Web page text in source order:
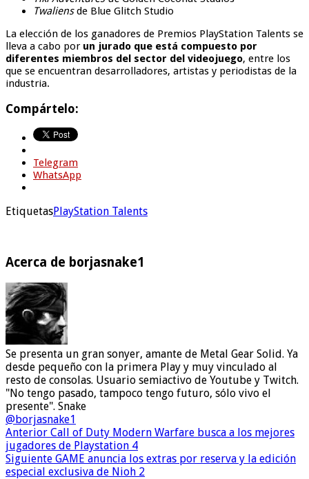
Twaliensde Blue Glitch Studio
La elección de los ganadores de Premios PlayStation Talents se
lleva a cabo por un jurado que está compuesto por
diferentes miembros del sector del videojuego, entre los
que se encuentran desarrolladores, artistas y periodistas de la
industria.
Compártelo:
Telegram
WhatsApp
EtiquetasPlayStation Talents
Acerca de borjasnake1
Se presenta un gran sonyer, amante de Metal Gear Solid. Ya
desde pequeño con la primera Play y muy vinculado al
resto de consolas. Usuario semiactivo de Youtube y Twitch.
"No tengo pasado, tampoco tengo futuro, sólo vivo el
presente". Snake
@borjasnake1
Anterior Call of Duty Modern Warfare busca a los mejores
jugadores de Playstation 4
Siguiente GAME anuncia los extras por reserva y la edición
especial exclusiva de Nioh 2